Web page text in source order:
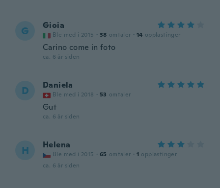
G Gioia
Ble med i 2015 · 38 omtaler · 14 opplastinger
Carino come in foto
ca. 6 år siden
D Daniela
Ble med i 2018 · 53 omtaler
Gut
ca. 6 år siden
H Helena
Ble med i 2015 · 65 omtaler · 1 opplastinger
ca. 6 år siden